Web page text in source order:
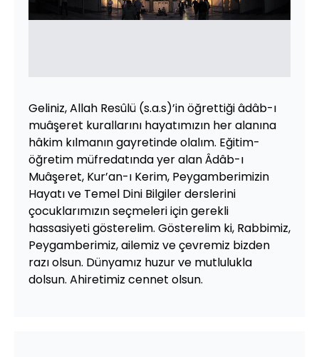
Geliniz, Allah Resûlü (s.a.s)’in öğrettiği âdâb-ı
muâşeret kurallarını hayatımızın her alanına
hâkim kılmanın gayretinde olalım. Eğitim-
öğretim müfredatında yer alan Âdâb-ı
Muâşeret, Kur’an-ı Kerim, Peygamberimizin
Hayatı ve Temel Dini Bilgiler derslerini
çocuklarımızın seçmeleri için gerekli
hassasiyeti gösterelim. Gösterelim ki, Rabbimiz,
Peygamberimiz, ailemiz ve çevremiz bizden
razı olsun. Dünyamız huzur ve mutlulukla
dolsun. Ahiretimiz cennet olsun.